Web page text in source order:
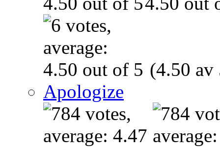
(4.50 av
Apologize